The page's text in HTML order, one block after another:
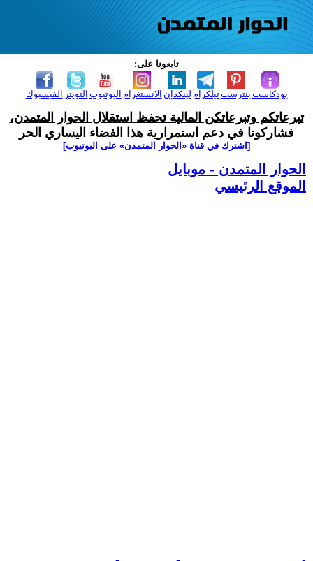
تابعونا على:
الفيسبوك التويتر اليوتيوب الانستغرام لينكدإن تيلكرامبنترست بودكاست
تبرعاتكم وتبرعاتكن المالية تحفظ استقلال الحوار المتمدن،
فشاركونا في دعم استمرارية هذا الفضاء اليساري الحر
[اشترك في قناة ‫«الحوار المتمدن» على اليوتيوب]
الحوار المتمدن - موبايل
الموقع الرئيسي